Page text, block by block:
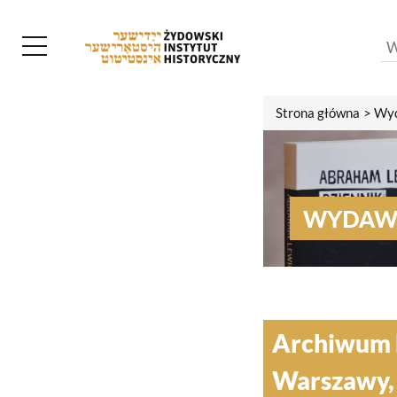
Strona główna
Archiwum